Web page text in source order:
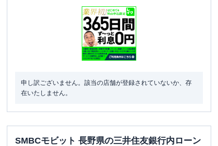
申し訳ございません。該当の店舗が登録されていないか、存
在いたしません。
SMBCモビット 長野県の三井住友銀行内ローン